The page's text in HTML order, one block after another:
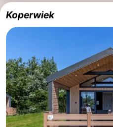
Koperwiek